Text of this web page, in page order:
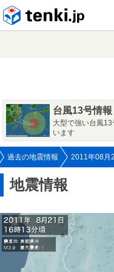
台風13号情報
大型で強い台風
います
過去の地震情報 2011年08月
地震情報